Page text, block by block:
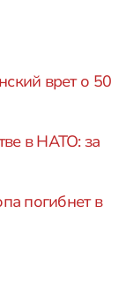
врет о 50
в НАТО: за
погибнет в